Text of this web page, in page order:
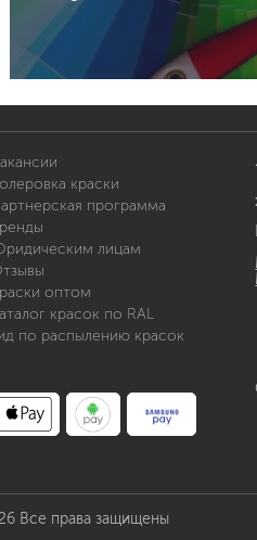
краски
программа
лицам
оптом
красок по RAL
по распылению красок
Все права защищены